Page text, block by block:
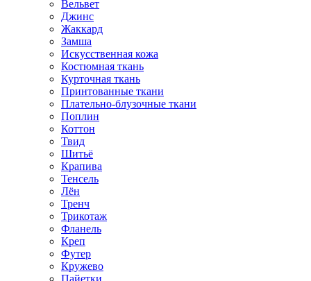
Вельвет
Джинс
Жаккард
Замша
Искусственная кожа
Костюмная ткань
Курточная ткань
Принтованные ткани
Плательно-блузочные ткани
Поплин
Коттон
Твид
Шитьё
Крапива
Тенсель
Лён
Тренч
Трикотаж
Фланель
Креп
Футер
Кружево
Пайетки